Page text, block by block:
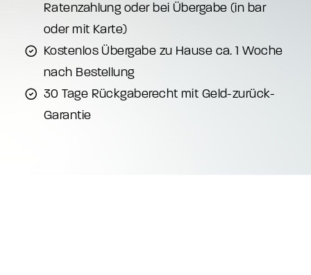
Ratenzahlung oder bei Übergabe (in bar
oder mit Karte)
Kostenlos Übergabe zu Hause ca. 1 Woche
nach Bestellung
30 Tage Rückgaberecht mit Geld-zurück-
Garantie